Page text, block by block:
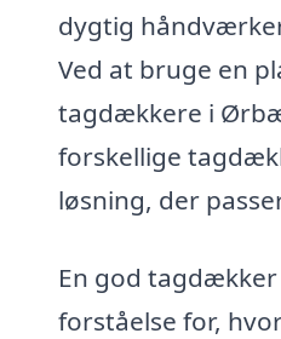
dygtig
Ved at bruge en
tagdækkere i
forskellige
løsning, der
En god
forståelse for,